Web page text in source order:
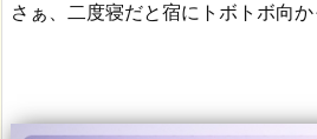
さぁ、二度寝だと宿にトボトボ向か